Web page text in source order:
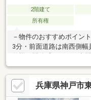
2階建て
所有権
－物件のおすすめポイン
3分・前面道路は南西側
チン・パントリー等の収
付・各階に洗面台・トイ
能・広々とした駐車スペ
立花 徒歩4分(約290m)・
兵庫県神戸市